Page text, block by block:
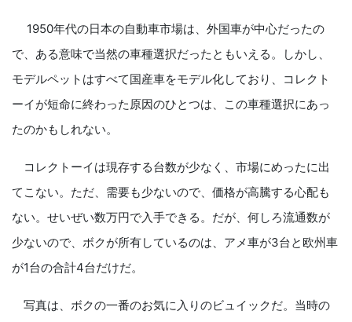
1950年代の日本の自動車市場は、外国車が中心だったの
で、ある意味で当然の車種選択だったともいえる。しかし、
モデルペットはすべて国産車をモデル化しており、コレクト
ーイが短命に終わった原因のひとつは、この車種選択にあっ
たのかもしれない。
コレクトーイは現存する台数が少なく、市場にめったに出
てこない。ただ、需要も少ないので、価格が高騰する心配も
ない。せいぜい数万円で入手できる。だが、何しろ流通数が
少ないので、ボクが所有しているのは、アメ車が3台と欧州車
が1台の合計4台だけだ。
写真は、ボクの一番のお気に入りのビュイックだ。当時の